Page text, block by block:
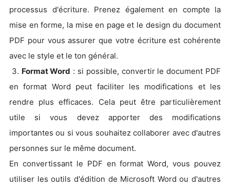
processus d'écriture. Prenez également en compte la
mise en forme, la mise en page et le design du document
PDF pour vous assurer que votre écriture est cohérente
avec le style et le ton général.
3. Format Word : si possible, convertir le document PDF
en format Word peut faciliter les modifications et les
rendre plus efficaces. Cela peut être particulièrement
utile si vous devez apporter des modifications
importantes ou si vous souhaitez collaborer avec d'autres
personnes sur le même document.
En convertissant le PDF en format Word, vous pouvez
utiliser les outils d'édition de Microsoft Word ou d'autres